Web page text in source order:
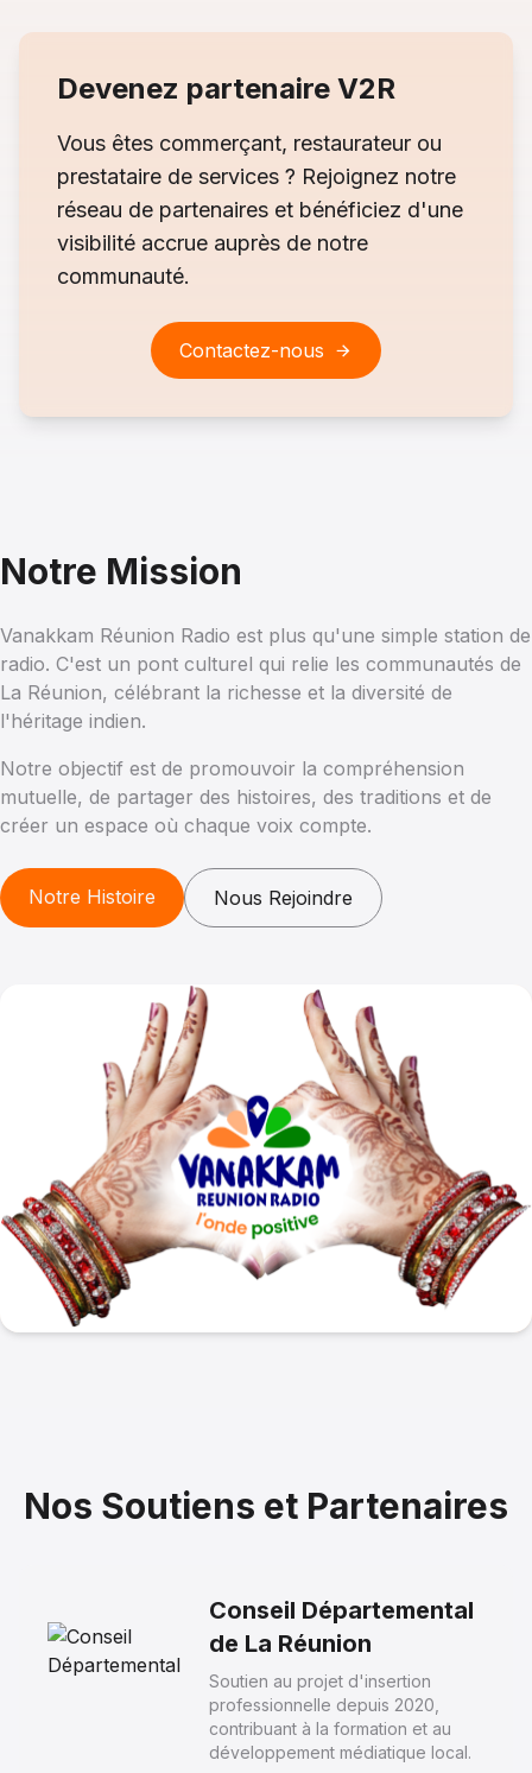
Devenez partenaire V2R
Vous êtes commerçant, restaurateur ou
prestataire de services ? Rejoignez notre
réseau de partenaires et bénéficiez d'une
visibilité accrue auprès de notre
communauté.
Contactez-nous
Notre Mission
Vanakkam Réunion Radio est plus qu'une simple station de
radio. C'est un pont culturel qui relie les communautés de
La Réunion, célébrant la richesse et la diversité de
l'héritage indien.
Notre objectif est de promouvoir la compréhension
mutuelle, de partager des histoires, des traditions et de
créer un espace où chaque voix compte.
Notre Histoire Nous Rejoindre
Nos Soutiens et Partenaires
Conseil Départemental
de La Réunion
Soutien au projet d'insertion
professionnelle depuis 2020,
contribuant à la formation et au
développement médiatique local.